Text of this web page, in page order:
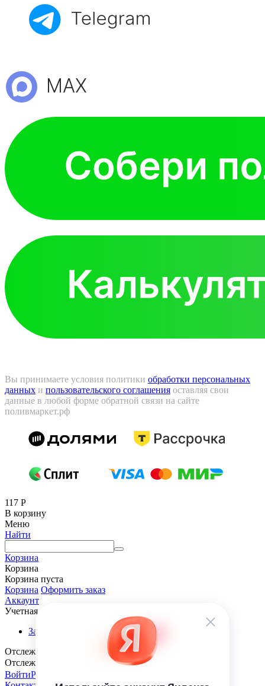
Вы принимаете условия политики обработки персональных
данных и пользовательского соглашения оставляя свои
данные в любой форме обратной связи на сайте
поливмаркет.рф
117 Р
В корзину
Меню
Найти
Корзина
Корзина
Корзина пуста
Корзина Оформить заказ
Аккаунт
Учетная запись
Заказы
Отслеживание заказа
Отслеживание заказа
ВойтиРегистрация